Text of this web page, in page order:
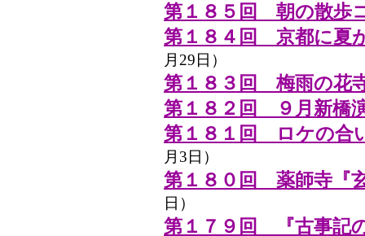
第１８５回 朝の散歩
第１８４回 京都に夏
月29日）
第１８３回 梅雨の花
第１８２回 ９月新橋
第１８１回 ロケの合
月3日）
第１８０回 薬師寺『
日）
第１７９回 『古事記